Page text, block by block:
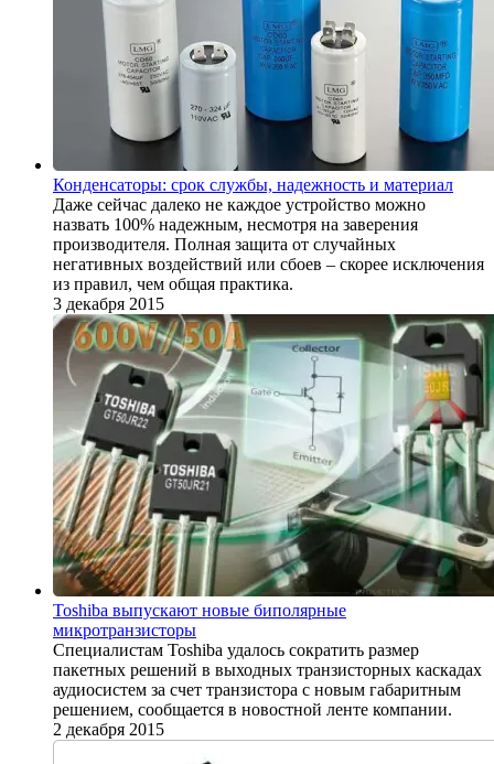
Конденсаторы: срок службы, надежность и материал
Даже сейчас далеко не каждое устройство можно
назвать 100% надежным, несмотря на заверения
производителя. Полная защита от случайных
негативных воздействий или сбоев – скорее исключения
из правил, чем общая практика.
3 декабря 2015
Toshiba выпускают новые биполярные
микротранзисторы
Специалистам Toshiba удалось сократить размер
пакетных решений в выходных транзисторных каскадах
аудиосистем за счет транзистора с новым габаритным
решением, сообщается в новостной ленте компании.
2 декабря 2015